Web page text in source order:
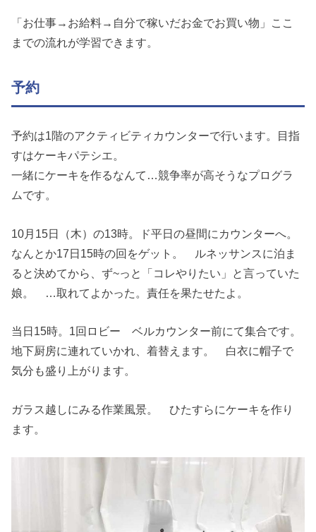
「お仕事→お給料→自分で稼いだお金でお買い物」ここ
までの流れが学習できます。
予約
予約は1階のアクティビティカウンターで行います。目指
すはケーキパテシエ。
一緒にケーキを作るなんて…競争率が高そうなプログラ
ムです。
10月15日（木）の13時。ド平日の昼間にカウンターへ。
なんとか17日15時の回をゲット。 ルネッサンスに泊ま
ると決めてから、ず~っと「コレやりたい」と言っていた
娘。 …取れてよかった。責任を果たせたよ。
当日15時。1回ロビー ベルカウンター前にて集合です。
地下厨房に連れていかれ、着替えます。 白衣に帽子で
気分も盛り上がります。
ガラス越しにみる作業風景。 ひたすらにケーキを作り
ます。